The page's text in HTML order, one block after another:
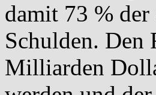
damit 73 %
Schulden. Den
Milliarden